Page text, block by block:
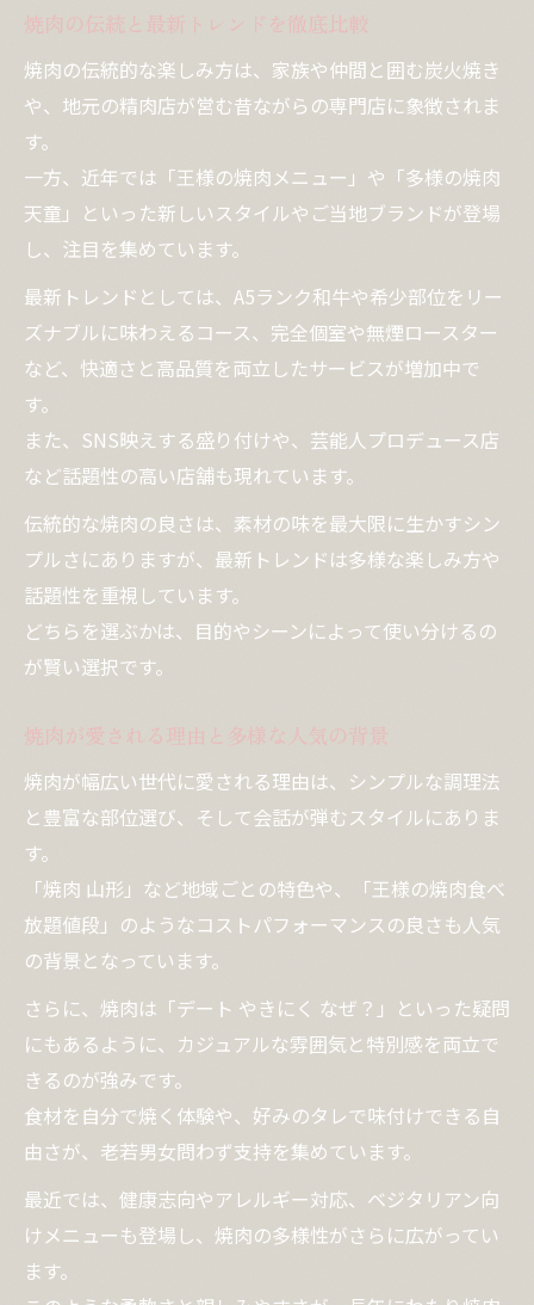
焼肉選びで失敗しない工夫とコツ
焼肉店選びで大切にしたい多様な視点
焼肉体験を高めるためのポイント整理
話題の焼肉世界で感じる自分ならではの価値
焼肉の話題性と自分だけの体験価値を発見
話題の焼肉店でしか味わえない体験とは
焼肉の多様性が生む自己表現の新提案
焼肉の伝統と最新トレンドを徹底比較
焼肉の伝統的な楽しみ方は、家族や仲間と囲む炭火焼き
や、地元の精肉店が営む昔ながらの専門店に象徴されま
す。
一方、近年では「王様の焼肉メニュー」や「多様の焼肉
天童」といった新しいスタイルやご当地ブランドが登場
し、注目を集めています。
最新トレンドとしては、A5ランク和牛や希少部位をリー
ズナブルに味わえるコース、完全個室や無煙ロースター
など、快適さと高品質を両立したサービスが増加中で
す。
また、SNS映えする盛り付けや、芸能人プロデュース店
など話題性の高い店舗も現れています。
伝統的な焼肉の良さは、素材の味を最大限に生かすシン
プルさにありますが、最新トレンドは多様な楽しみ方や
話題性を重視しています。
どちらを選ぶかは、目的やシーンによって使い分けるの
が賢い選択です。
焼肉が愛される理由と多様な人気の背景
焼肉が幅広い世代に愛される理由は、シンプルな調理法
と豊富な部位選び、そして会話が弾むスタイルにありま
す。
「焼肉 山形」など地域ごとの特色や、「王様の焼肉食べ
放題値段」のようなコストパフォーマンスの良さも人気
の背景となっています。
さらに、焼肉は「デート やきにく なぜ？」といった疑問
にもあるように、カジュアルな雰囲気と特別感を両立で
きるのが強みです。
食材を自分で焼く体験や、好みのタレで味付けできる自
由さが、老若男女問わず支持を集めています。
最近では、健康志向やアレルギー対応、ベジタリアン向
けメニューも登場し、焼肉の多様性がさらに広がってい
ます。